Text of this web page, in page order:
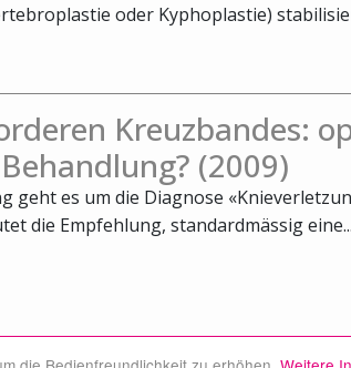
oder Kyphoplastie)
Kreuzbandes:
(2009)
geht es um die Diagnose
die Empfehlung, standardmässig eine...